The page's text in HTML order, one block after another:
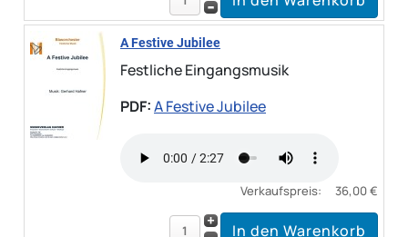
A Festive Jubilee
Festliche Eingangsmusik
PDF:A Festive Jubilee
Verkaufspreis: 36,00 €